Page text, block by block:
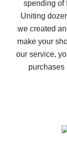
10% cash
The best
The best
spending of
Uniting
we created
make your
our service,
purchases